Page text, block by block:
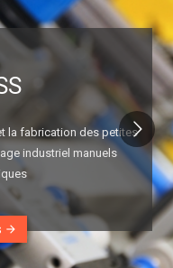
la fabrication des petites
industriel manuels
arrow_forward